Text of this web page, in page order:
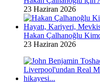
23 Haziran 2026
Hakan Çalhanoğlu
23 Haziran 2026